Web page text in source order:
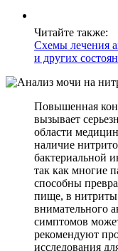
Читайте также:
Схемы лечения
и других
Повышенная
вызывает
области
наличие
бактериальной
так как многие
способны
пище, в
внимательного
симптомов
рекомендуют
исследования